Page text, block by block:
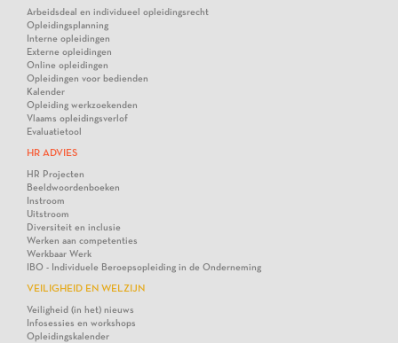
Arbeidsdeal en individueel opleidingsrecht
Opleidingsplanning
Interne opleidingen
Externe opleidingen
Online opleidingen
Opleidingen voor bedienden
Kalender
Opleiding werkzoekenden
Vlaams opleidingsverlof
Evaluatietool
HR ADVIES
HR Projecten
Beeldwoordenboeken
Instroom
Uitstroom
Diversiteit en inclusie
Werken aan competenties
Werkbaar Werk
IBO - Individuele Beroepsopleiding in de Onderneming
VEILIGHEID EN WELZIJN
Veiligheid (in het) nieuws
Infosessies en workshops
Opleidingskalender